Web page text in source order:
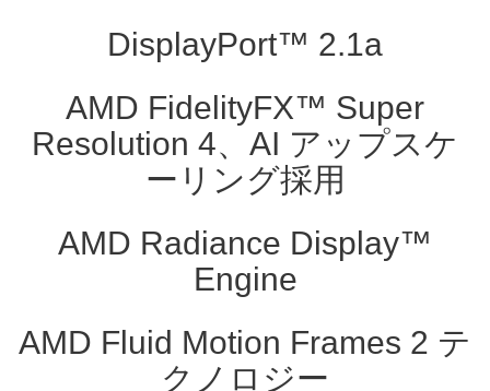
DisplayPort™ 2.1a
AMD FidelityFX™ Super
Resolution 4、AI アップスケ
ーリング採用
AMD Radiance Display™
Engine
AMD Fluid Motion Frames 2 テ
クノロジー